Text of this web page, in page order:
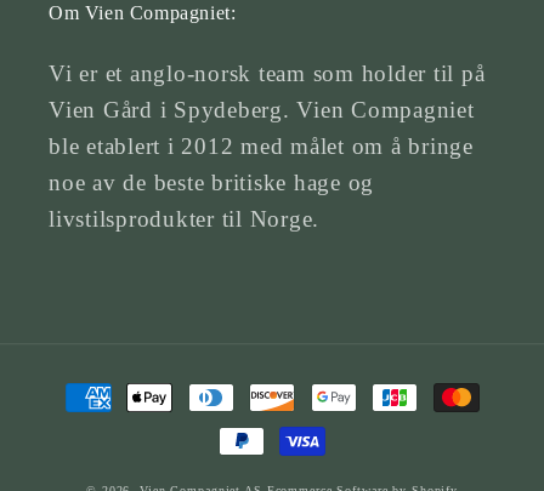
Om Vien Compagniet:
Vi er et anglo-norsk team som holder til på
Vien Gård i Spydeberg. Vien Compagniet
ble etablert i 2012 med målet om å bringe
noe av de beste britiske hage og
livstilsprodukter til Norge.
Betalingsmetoder